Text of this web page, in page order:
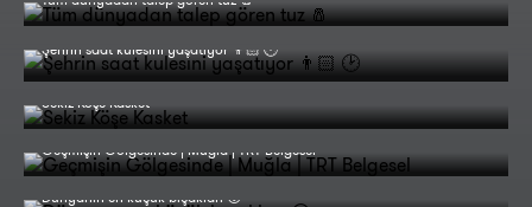
Şehrin saat kulesini yaşatıyor 👨🏻 🕑
Sekiz Köşe Kasket
Geçmişin Gölgesinde | Muğla | TRT Belgesel
Dünyanın en küçük bıçakları 😮